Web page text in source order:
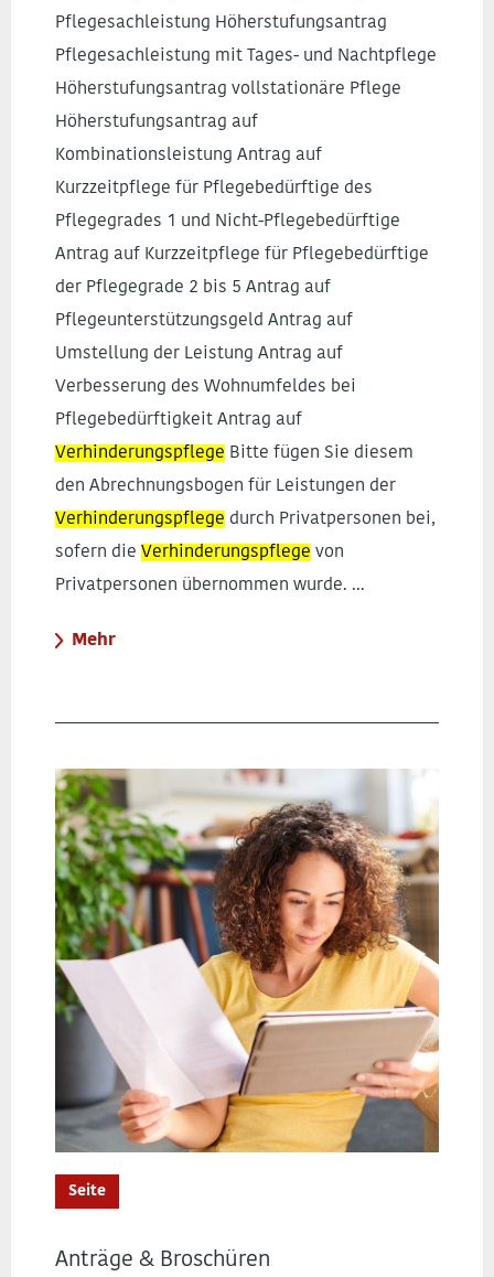
Pflegesachleistung Höherstufungsantrag
Pflegesachleistung mit Tages- und Nachtpflege
Höherstufungsantrag vollstationäre Pflege
Höherstufungsantrag auf
Kombinationsleistung Antrag auf
Kurzzeitpflege für Pflegebedürftige des
Pflegegrades 1 und Nicht-Pflegebedürftige
Antrag auf Kurzzeitpflege für Pflegebedürftige
der Pflegegrade 2 bis 5 Antrag auf
Pflegeunterstützungsgeld Antrag auf
Umstellung der Leistung Antrag auf
Verbesserung des Wohnumfeldes bei
Pflegebedürftigkeit Antrag auf
Verhinderungspflege Bitte fügen Sie diesem
den Abrechnungsbogen für Leistungen der
Verhinderungspflege durch Privatpersonen bei,
sofern die Verhinderungspflege von
Privatpersonen übernommen wurde. ...
Mehr
Seite
Anträge & Broschüren